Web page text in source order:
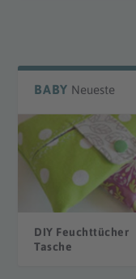
BABY Neueste
DIY Feuchttücher
Tasche